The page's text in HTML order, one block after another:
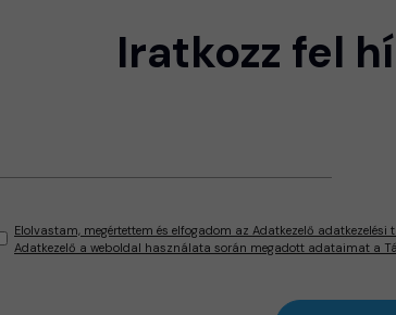
Iratkozz fel
Elolvastam, megértettem és elfogadom az Adatkezelő
Adatkezelő a weboldal használata során megadott adataimat a